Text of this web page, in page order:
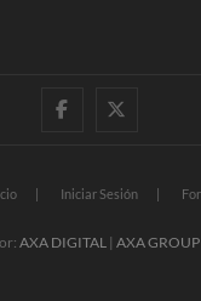
facebook
Iniciar Sesión
AXA DIGITAL | AXA GROUP